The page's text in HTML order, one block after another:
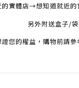
的實體店→想知道就近
另外附送盒子/
證您的權益，購物前請